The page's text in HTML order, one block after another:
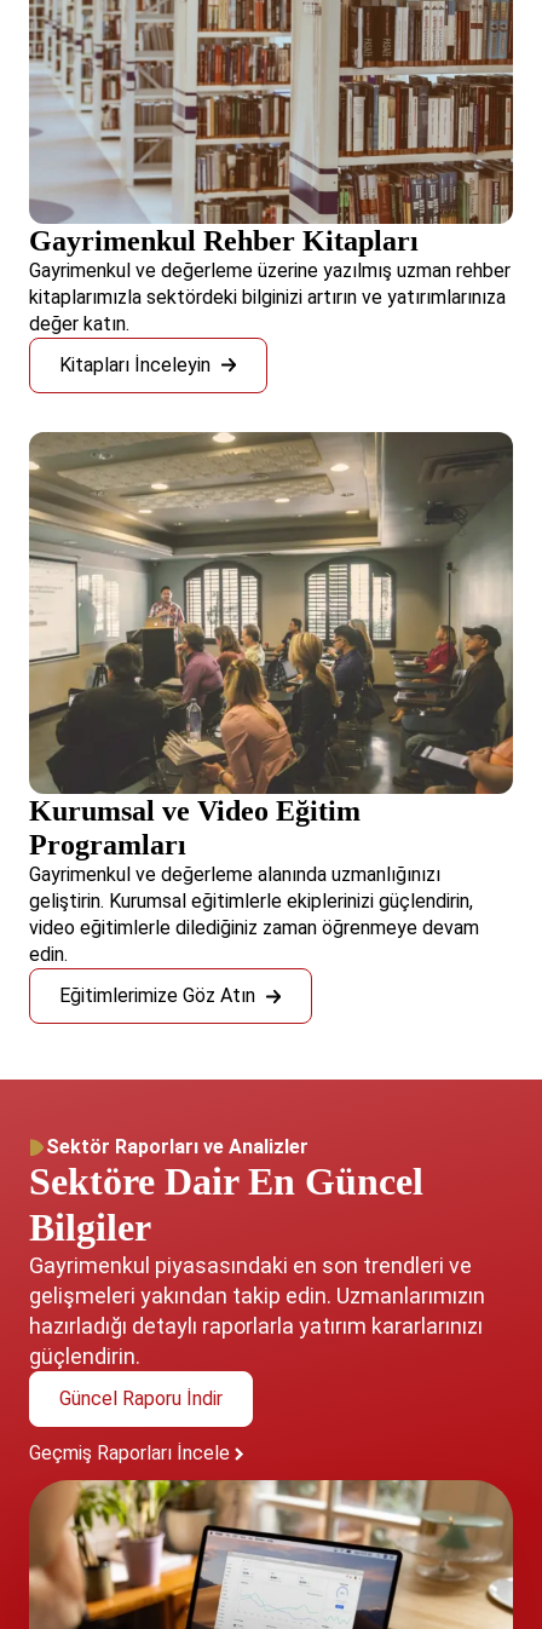
Gayrimenkul Rehber Kitapları
Gayrimenkul ve değerleme üzerine yazılmış uzman rehber
kitaplarımızla sektördeki bilginizi artırın ve yatırımlarınıza
değer katın.
Kitapları İnceleyin
Kurumsal ve Video Eğitim
Programları
Gayrimenkul ve değerleme alanında uzmanlığınızı
geliştirin. Kurumsal eğitimlerle ekiplerinizi güçlendirin,
video eğitimlerle dilediğiniz zaman öğrenmeye devam
edin.
Eğitimlerimize Göz Atın
Sektör Raporları ve Analizler
Sektöre Dair En Güncel
Bilgiler
Gayrimenkul piyasasındaki en son trendleri ve
gelişmeleri yakından takip edin. Uzmanlarımızın
hazırladığı detaylı raporlarla yatırım kararlarınızı
güçlendirin.
Güncel Raporu İndir
Geçmiş Raporları İncele